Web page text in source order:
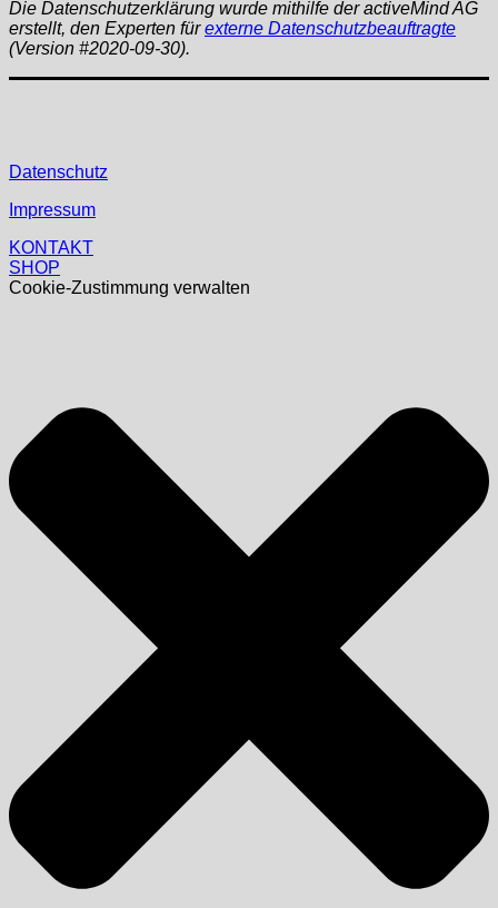
Die Datenschutzerklärung wurde mithilfe der activeMind AG
erstellt, den Experten fürexterne Datenschutzbeauftragte
(Version #2020-09-30).
Datenschutz
Impressum
KONTAKT
SHOP
Cookie-Zustimmung verwalten